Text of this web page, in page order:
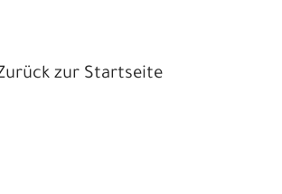
zur Startseite